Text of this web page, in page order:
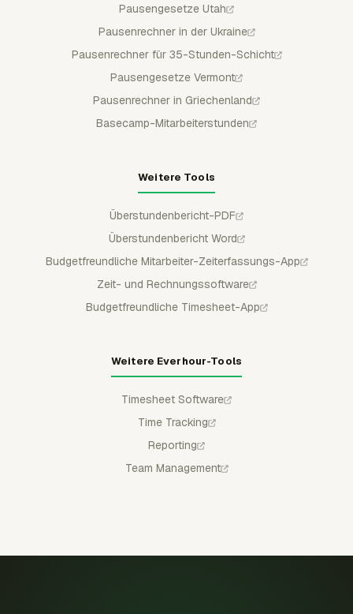
Pausengesetze Utah
Pausenrechner in der Ukraine
Pausenrechner für 35-Stunden-Schicht
Pausengesetze Vermont
Pausenrechner in Griechenland
Basecamp-Mitarbeiterstunden
Weitere Tools
Überstundenbericht-PDF
Überstundenbericht Word
Budgetfreundliche Mitarbeiter-Zeiterfassungs-App
Zeit- und Rechnungssoftware
Budgetfreundliche Timesheet-App
Weitere Everhour-Tools
Timesheet Software
Time Tracking
Reporting
Team Management